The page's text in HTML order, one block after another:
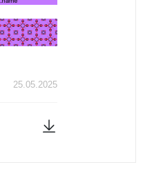
25.05.2025